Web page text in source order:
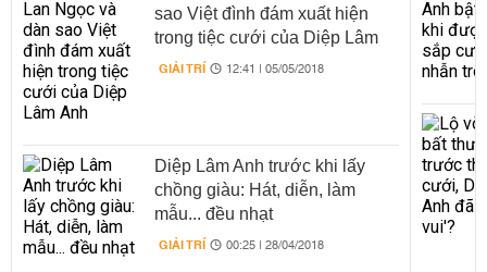
sao Việt đình đám xuất hiện
trong tiệc cưới của Diệp Lâm
Anh
GIẢI TRÍ 12:41 | 05/05/2018
Diệp Lâm Anh trước khi lấy
chồng giàu: Hát, diễn, làm
mẫu... đều nhạt
GIẢI TRÍ 00:25 | 28/04/2018